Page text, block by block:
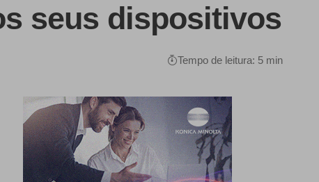
seus dispositivos
Tempo de leitura: 5 min